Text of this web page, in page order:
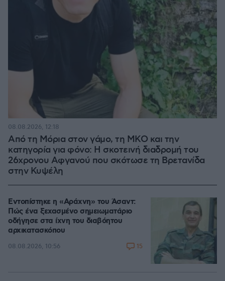
Από τη Μόρια στον γάμο, τη ΜΚΟ και την
κατηγορία για φόνο: Η σκοτεινή διαδρομή του
26χρονου Αφγανού που σκότωσε τη Βρετανίδα
στην Κυψέλη
08.08.2026, 12:18
Εντοπίστηκε η «Αράχνη» του Άσαντ:
Πώς ένα ξεχασμένο σημειωματάριο
οδήγησε στα ίχνη του διαβόητου
αρχικατασκόπου
08.08.2026, 10:56 15